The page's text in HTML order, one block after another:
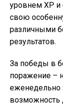
уровнем XP и
свою
различными
результатов.
За победы в
поражение –
еженедельно
возможность